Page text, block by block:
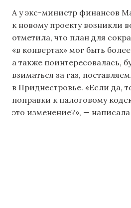
А у экс-министр финансов
к новому проекту возникли
отметила, что план для
«в конвертах» мог быть
а также поинтересовалась,
взиматься за газ,
в Приднестровье. «Если да,
поправки к налоговому
это изменение?», —